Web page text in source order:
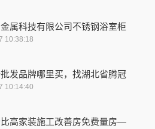
属科技有限公司不锈钢浴室柜
10:38:18
发品牌哪里买，找湖北省腾冠
10:14:40
高家装施工改善房免费量房—